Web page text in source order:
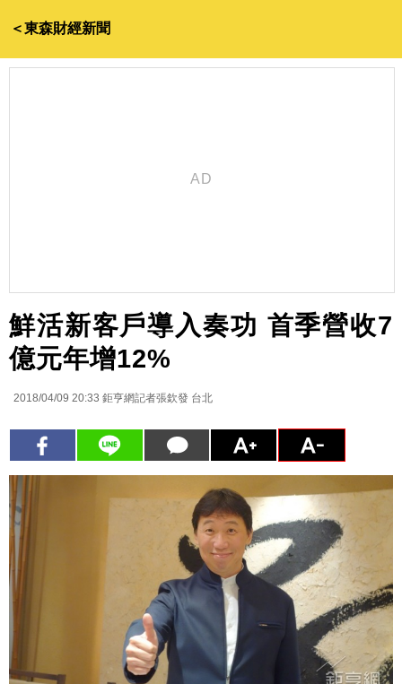
＜東森財經新聞
鮮活新客戶導入奏功 首季營收7
億元年增12%
2018/04/09 20:33 鉅亨網記者張欽發 台北